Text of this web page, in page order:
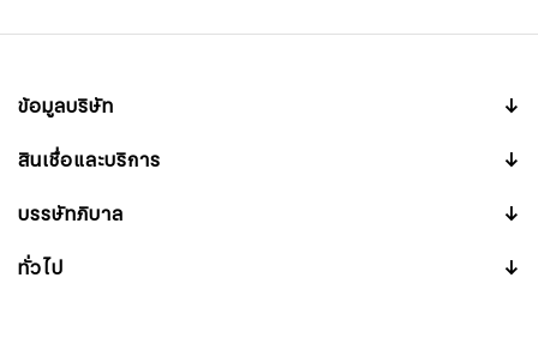
ข้อมูลบริษัท
↓
สินเชื่อและบริการ
↓
บรรษัทภิบาล
↓
ทั่วไป
↓